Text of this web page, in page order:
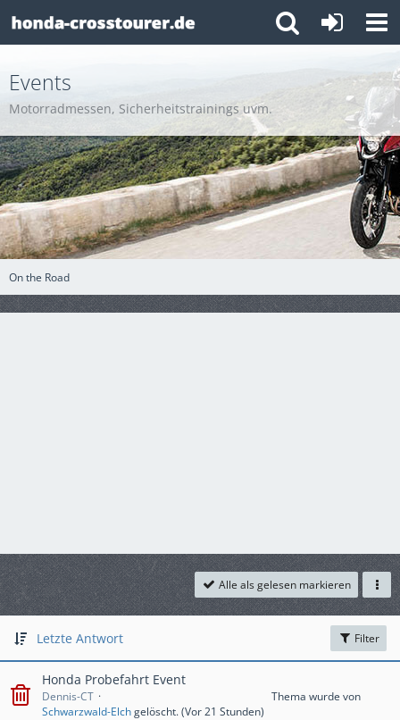
On the Road
Events
Motorradmessen, Sicherheitstrainings uvm.
Alle als gelesen markieren
Letzte Antwort Filter
Honda Probefahrt Event
Dennis-CT
Thema wurde von
Schwarzwald-Elchgelöscht. (Vor 21 Stunden)